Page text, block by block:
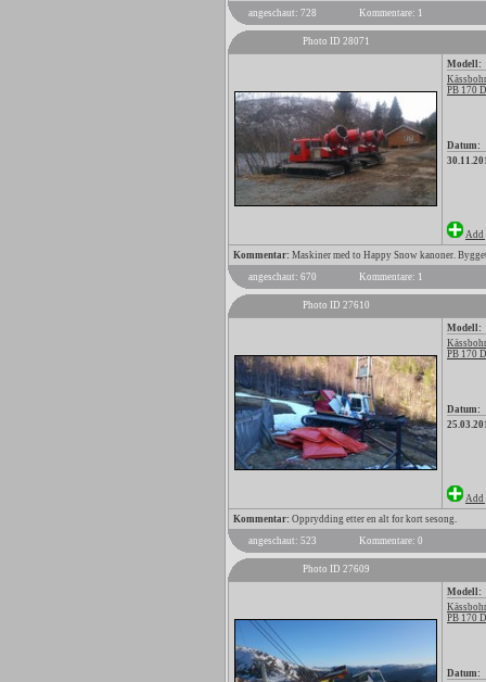
angeschaut: 728
Kommentare: 1
Photo ID 28071
Modell:
PB 170
Datum:
Add
Kommentar: Maskiner med to Happy Snow kanoner.
angeschaut: 670
Kommentare: 1
Photo ID 27610
Modell:
PB 170
Datum:
Add
Kommentar: Opprydding etter en alt for kort sesong.
angeschaut: 523
Kommentare: 0
Photo ID 27609
Modell:
PB 170
Datum: